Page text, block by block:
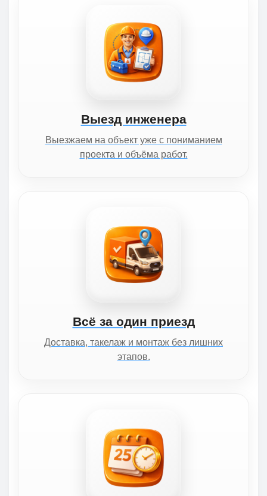
Выезд инженера
Выезжаем на объект уже с пониманием
проекта и объёма работ.
Всё за один приезд
Доставка, такелаж и монтаж без лишних
этапов.